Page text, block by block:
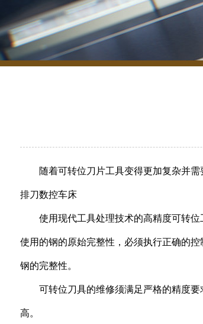
随着可转位刀片工具变得更加复杂并
排刀数控车床
使用现代工具处理技术的高精度可转
使用的钢的原始完整性，必须执行正确的
钢的完整性。
可转位刀具的维修须满足严格的精度
高。